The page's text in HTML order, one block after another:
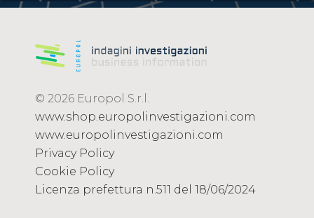
© 2026 Europol S.r.l.
www.shop.europolinvestigazioni.com
www.europolinvestigazioni.com
Privacy Policy
Cookie Policy
Licenza prefettura n.511 del 18/06/2024